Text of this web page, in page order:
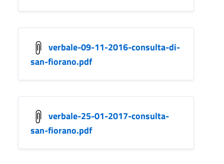
verbale-09-11-2016-consulta-di-
san-fiorano.pdf
verbale-25-01-2017-consulta-
san-fiorano.pdf